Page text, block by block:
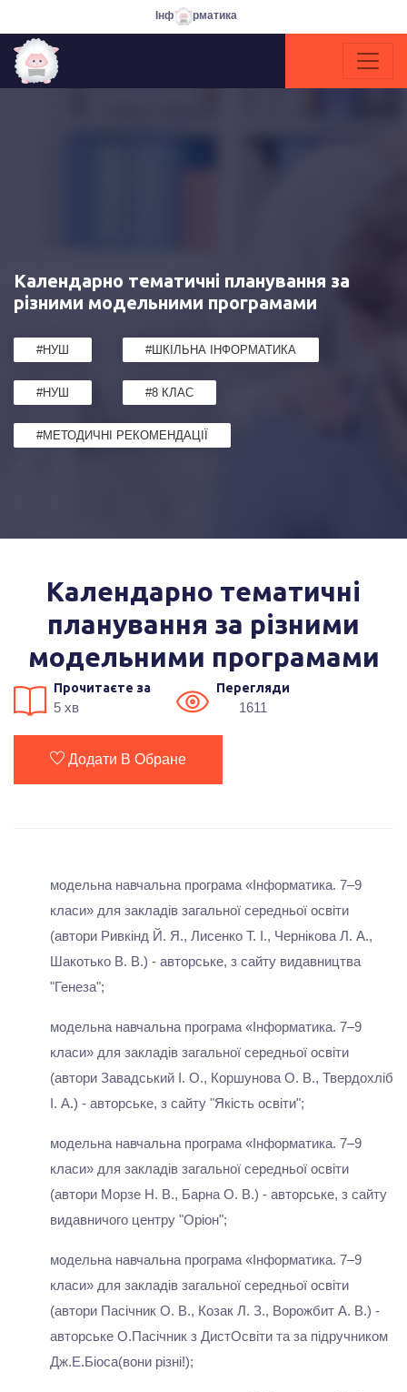
Інф рматика
Календарно тематичні планування за
різними модельними програмами
#НУШ #ШКІЛЬНА ІНФОРМАТИКА
#НУШ #8 КЛАС
#МЕТОДИЧНІ РЕКОМЕНДАЦІЇ
Календарно тематичні
планування за різними
модельними програмами
Прочитаєте за
5 хв
Перегляди
1611
Додати В Обране
модельна навчальна програма «Інформатика. 7–9
класи» для закладів загальної середньої освіти
(автори Ривкінд Й. Я., Лисенко Т. І., Чернікова Л. А.,
Шакотько В. В.) - авторське, з сайту видавництва
"Генеза";
модельна навчальна програма «Інформатика. 7–9
класи» для закладів загальної середньої освіти
(автори Завадський І. О., Коршунова О. В., Твердохліб
І. А.) - авторське, з сайту "Якість освіти";
модельна навчальна програма «Інформатика. 7–9
класи» для закладів загальної середньої освіти
(автори Морзе Н. В., Барна О. В.) - авторське, з сайту
видавничого центру "Оріон";
модельна навчальна програма «Інформатика. 7–9
класи» для закладів загальної середньої освіти
(автори Пасічник О. В., Козак Л. З., Ворожбит А. В.) -
авторське О.Пасічник з ДистОсвіти та за підручником
Дж.Е.Біоса(вони різні!);